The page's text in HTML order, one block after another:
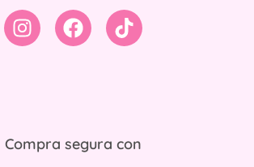
Compra segura con